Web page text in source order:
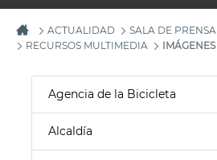
ACTUALIDAD
SALA DE PRENSA
RECURSOS MULTIMEDIA
IMÁGENES
Agencia de la Bicicleta
Alcaldía